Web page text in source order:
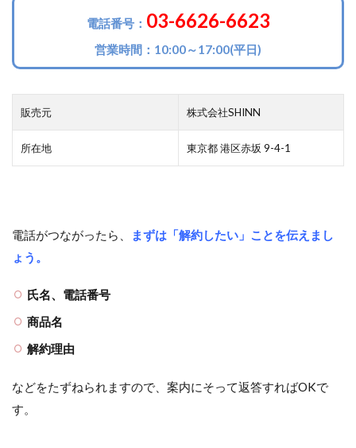
電話番号： 03-6626-6623
営業時間：10:00～17:00(平日)
販売元 株式会社SHINN
所在地 東京都 港区赤坂 9-4-1
電話がつながったら、
まずは「解約したい」ことを伝えまし
ょう。
氏名、電話番号
商品名
解約理由
などをたずねられますので、案内にそって返答すればOKで
す。